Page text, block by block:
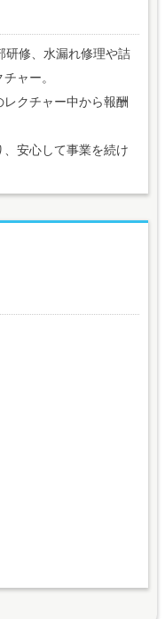
研修、水漏れ修理や詰
ャー。
クチャー中から報酬
安心して事業を続け